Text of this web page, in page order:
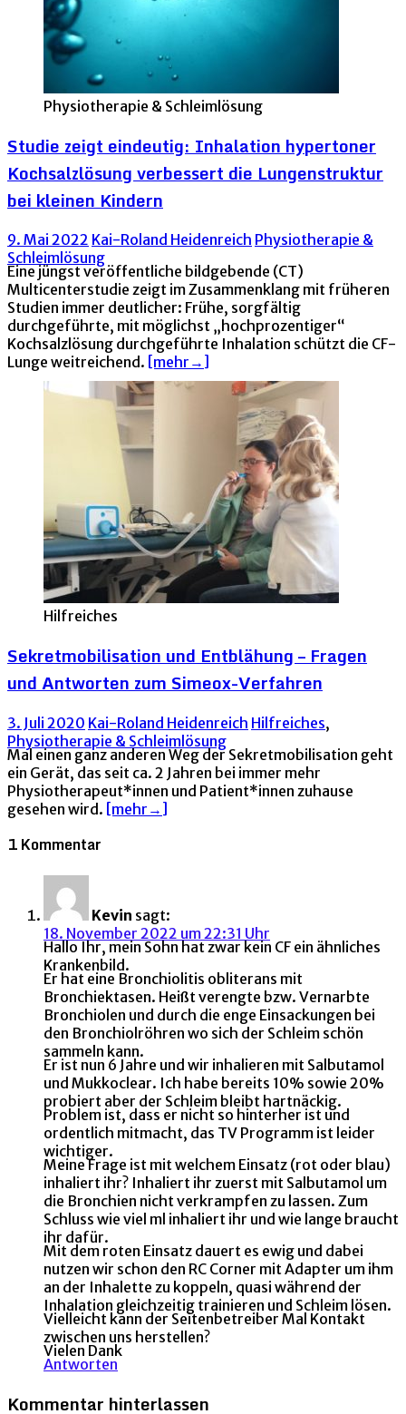
Physiotherapie & Schleimlösung
Studie zeigt eindeutig: Inhalation hypertoner
Kochsalzlösung verbessert die Lungenstruktur
bei kleinen Kindern
9. Mai 2022 Kai-Roland Heidenreich Physiotherapie &
Schleimlösung
Eine jüngst veröffentliche bildgebende (CT)
Multicenterstudie zeigt im Zusammenklang mit früheren
Studien immer deutlicher: Frühe, sorgfältig
durchgeführte, mit möglichst „hochprozentiger“
Kochsalzlösung durchgeführte Inhalation schützt die CF-
Lunge weitreichend. [mehr→]
Hilfreiches
Sekretmobilisation und Entblähung – Fragen
und Antworten zum Simeox-Verfahren
3. Juli 2020 Kai-Roland Heidenreich Hilfreiches,
Physiotherapie & Schleimlösung
Mal einen ganz anderen Weg der Sekretmobilisation geht
ein Gerät, das seit ca. 2 Jahren bei immer mehr
Physiotherapeut*innen und Patient*innen zuhause
gesehen wird. [mehr→]
1 Kommentar
Kevin sagt:
18. November 2022 um 22:31 Uhr
Hallo Ihr, mein Sohn hat zwar kein CF ein ähnliches
Krankenbild.
Er hat eine Bronchiolitis obliterans mit
Bronchiektasen. Heißt verengte bzw. Vernarbte
Bronchiolen und durch die enge Einsackungen bei
den Bronchiolröhren wo sich der Schleim schön
sammeln kann.
Er ist nun 6 Jahre und wir inhalieren mit Salbutamol
und Mukkoclear. Ich habe bereits 10% sowie 20%
probiert aber der Schleim bleibt hartnäckig.
Problem ist, dass er nicht so hinterher ist und
ordentlich mitmacht, das TV Programm ist leider
wichtiger.
Meine Frage ist mit welchem Einsatz (rot oder blau)
inhaliert ihr? Inhaliert ihr zuerst mit Salbutamol um
die Bronchien nicht verkrampfen zu lassen. Zum
Schluss wie viel ml inhaliert ihr und wie lange braucht
ihr dafür.
Mit dem roten Einsatz dauert es ewig und dabei
nutzen wir schon den RC Corner mit Adapter um ihm
an der Inhalette zu koppeln, quasi während der
Inhalation gleichzeitig trainieren und Schleim lösen.
Vielleicht kann der Seitenbetreiber Mal Kontakt
zwischen uns herstellen?
Vielen Dank
Antworten
Kommentar hinterlassen